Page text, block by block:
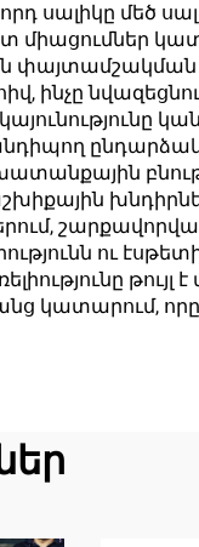
սալիկը մեծ
միացումներ
ինչը
ու
թույլ
կատարում,